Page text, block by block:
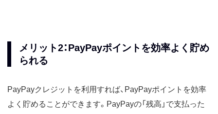
メリット2：PayPayポイントを効率よく貯め
られる
PayPayクレジットを利用すれば、PayPayポイントを効率
よく貯めることができます。PayPayの「残高」で支払った